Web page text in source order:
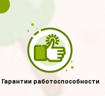
Гарантии работоспособности